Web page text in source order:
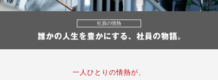
社員の情熱
一人ひとりの情熱が、